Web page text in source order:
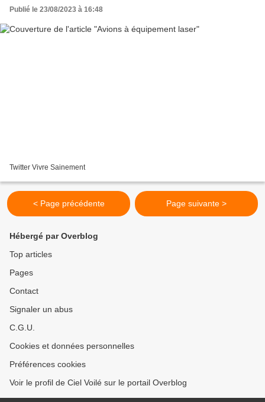
Publié le 23/08/2023 à 16:48
Twitter Vivre Sainement
< Page précédente Page suivante >
Hébergé par Overblog
Top articles
Pages
Contact
Signaler un abus
C.G.U.
Cookies et données personnelles
Préférences cookies
Voir le profil de Ciel Voilé sur le portail Overblog